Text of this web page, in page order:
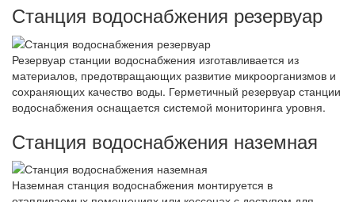
Станция водоснабжения резервуар
Резервуар станции водоснабжения изготавливается из
материалов, предотвращающих развитие микроорганизмов и
сохраняющих качество воды. Герметичный резервуар станции
водоснабжения оснащается системой мониторинга уровня.
Станция водоснабжения наземная
Наземная станция водоснабжения монтируется в